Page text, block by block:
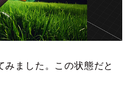
みました。この状態だと